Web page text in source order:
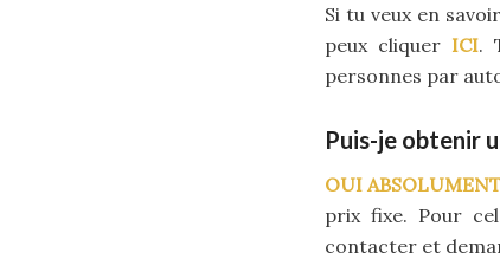
Si tu veux en
peux cliquer ICI.
personnes par
Puis-je obtenir
OUI
prix fixe. Pour
contacter et